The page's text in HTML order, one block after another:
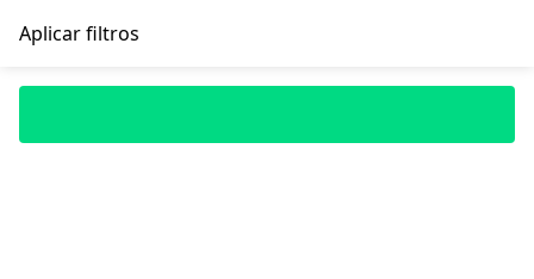
Aplicar filtros